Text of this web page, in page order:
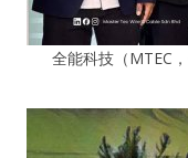
全能科技（MTEC